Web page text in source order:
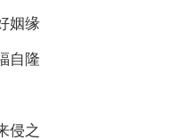
姻缘
自隆
侵之